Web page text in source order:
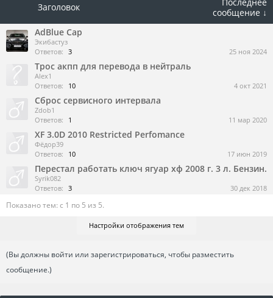
Заголовок
сообщение ↓
AdBlue Cap
Экибастуз
Ответов: 3 25 ноя 2024
Трос акпп для перевода в нейтраль
Alex1
Ответов:
10 4 окт 2021
Сброс сервисного интервала
Zdob1
Ответов:
1 11 мар 2020
XF 3.0D 2010 Restricted Perfomance
Фёдор39
Ответов:
10 17 июн 2019
Перестал работать ключ ягуар хф 2008 г. 3 л. Бензин.
Syrik082
Ответов: 3 30 дек 2018
Показано тем: с 1 по 5 из 5.
Настройки отображения тем
(Вы должны войти или зарегистрироваться, чтобы разместить
сообщение.)